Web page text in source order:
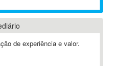
de experiência e valor.